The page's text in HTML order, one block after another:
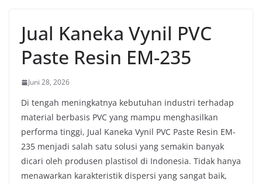
Jual Kaneka Vynil PVC
Paste Resin EM-235
Juni 28, 2026
Di tengah meningkatnya kebutuhan industri terhadap
material berbasis PVC yang mampu menghasilkan
performa tinggi, Jual Kaneka Vynil PVC Paste Resin EM-
235 menjadi salah satu solusi yang semakin banyak
dicari oleh produsen plastisol di Indonesia. Tidak hanya
menawarkan karakteristik dispersi yang sangat baik,